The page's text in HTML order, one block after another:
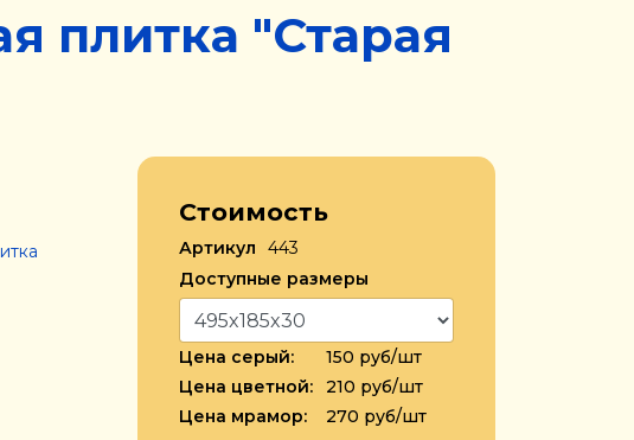
плитка "Старая
Стоимость
Артикул
443
Доступные размеры
Цена серый:
150 руб/шт
Цена цветной:
210 руб/шт
Цена мрамор:
270 руб/шт